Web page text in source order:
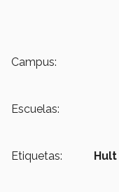
Campus:
Escuelas:
Etiquetas: